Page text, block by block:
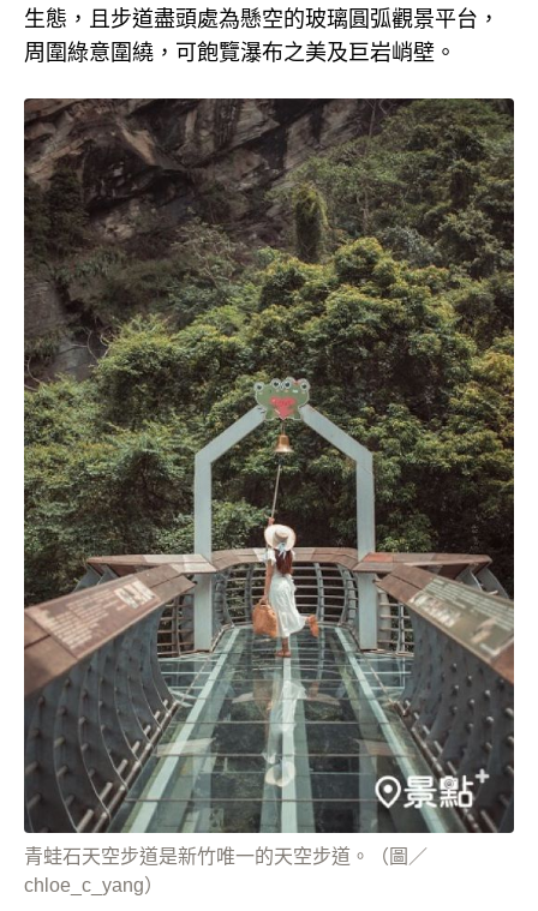
生態，且步道盡頭處為懸空的玻璃圓弧觀景平台，
周圍綠意圍繞，可飽覽瀑布之美及巨岩峭壁。
青蛙石天空步道是新竹唯一的天空步道。（圖／
chloe_c_yang）